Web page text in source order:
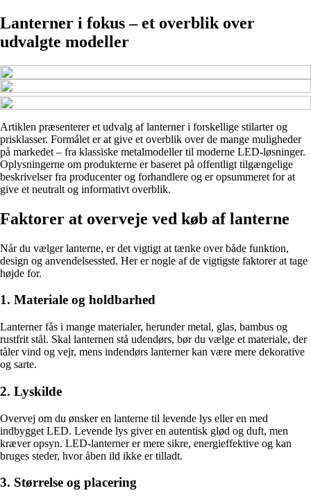
Lanterner i fokus – et overblik over
udvalgte modeller
Artiklen præsenterer et udvalg af lanterner i forskellige stilarter og
prisklasser. Formålet er at give et overblik over de mange muligheder
på markedet – fra klassiske metalmodeller til moderne LED-løsninger.
Oplysningerne om produkterne er baseret på offentligt tilgængelige
beskrivelser fra producenter og forhandlere og er opsummeret for at
give et neutralt og informativt overblik.
Faktorer at overveje ved køb af lanterne
Når du vælger lanterne, er det vigtigt at tænke over både funktion,
design og anvendelsessted. Her er nogle af de vigtigste faktorer at tage
højde for.
1. Materiale og holdbarhed
Lanterner fås i mange materialer, herunder metal, glas, bambus og
rustfrit stål. Skal lanternen stå udendørs, bør du vælge et materiale, der
tåler vind og vejr, mens indendørs lanterner kan være mere dekorative
og sarte.
2. Lyskilde
Overvej om du ønsker en lanterne til levende lys eller en med
indbygget LED. Levende lys giver en autentisk glød og duft, men
kræver opsyn. LED-lanterner er mere sikre, energieffektive og kan
bruges steder, hvor åben ild ikke er tilladt.
3. Størrelse og placering